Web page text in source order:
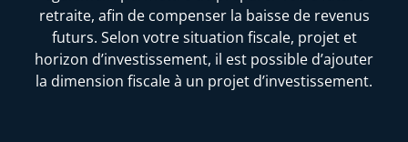
retraite, afin de compenser la baisse de revenus
futurs. Selon votre situation fiscale, projet et
horizon d’investissement, il est possible d’ajouter
la dimension fiscale à un projet d’investissement.